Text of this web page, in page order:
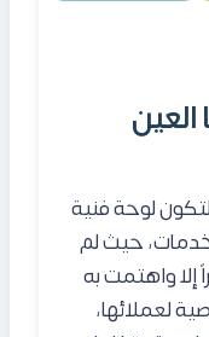
العين
لوحة فنية
حيث لم
إلا واهتمت به
لعملائها،